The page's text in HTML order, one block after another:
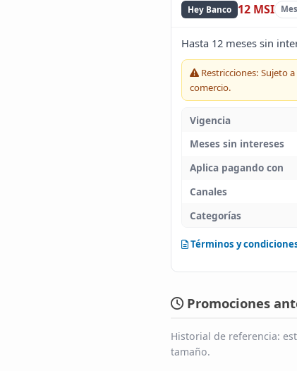
Hey Banco 12 MSI
Hasta 12 meses sin
Restricciones: Sujeto
comercio.
Vigencia
Meses sin intereses
Aplica pagando con
Canales
Categorías
Términos y
Promociones
Historial de referencia:
tamaño.